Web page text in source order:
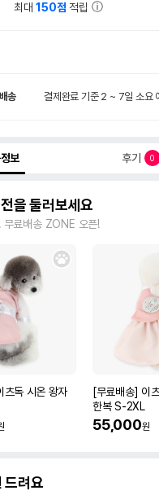
최대150점 적립
송 결제완료 기준 2 ~ 7일 소요
보 후기 0
을 둘러보세요
료배송 ZONE 오픈!
츠독 시온 왕자
[무료배송] 이
한복 S-2XL
55,000원
드려요